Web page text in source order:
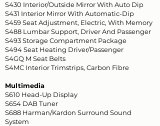
S430 Interior/Outside Mirror With Auto Dip
S431 Interior Mirror With Automatic-Dip
S459 Seat Adjustment, Electric, With Memory
S488 Lumbar Support, Driver And Passenger
S493 Storage Compartment Package
S494 Seat Heating Driver/Passenger
S4GQ M Seat Belts
S4MC Interior Trimstrips, Carbon Fibre
Multimedia
S610 Head-Up Display
S654 DAB Tuner
S688 Harman/Kardon Surround Sound
System